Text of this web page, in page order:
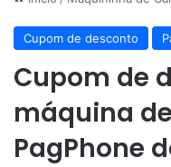
Cupom de desconto
Cupom de
máquina
PagPhone